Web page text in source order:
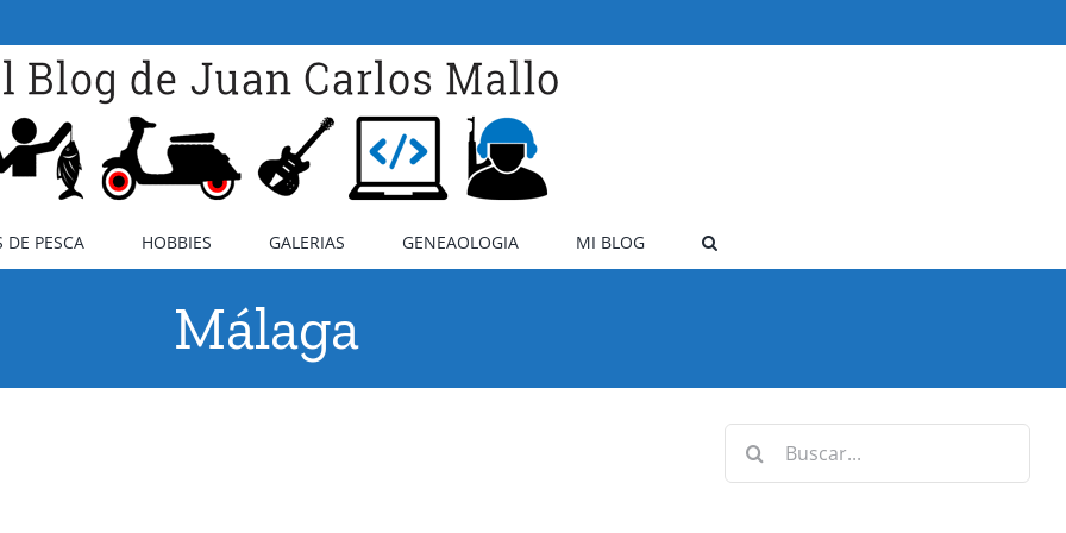
DE PESCA HOBBIES GALERIAS GENEAOLOGIA MI BLOG
Málaga
Buscar: